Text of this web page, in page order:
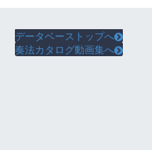
データベーストップへ
奏法カタログ動画集へ